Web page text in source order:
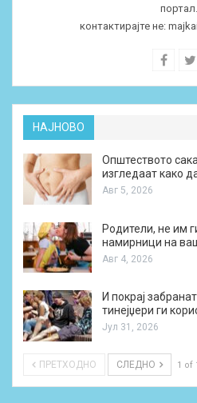
портал.
контактирајте не:
НАЈНОВО
Општеството
изгледаат како
Авг 5, 2026
Родители, не им
намирници на
Авг 4, 2026
И покрај
тинејџери ги
Јул 31, 2026
ПРЕТХОДНО СЛЕДНО 1 of